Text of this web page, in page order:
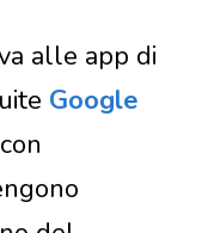
alle app di
Google